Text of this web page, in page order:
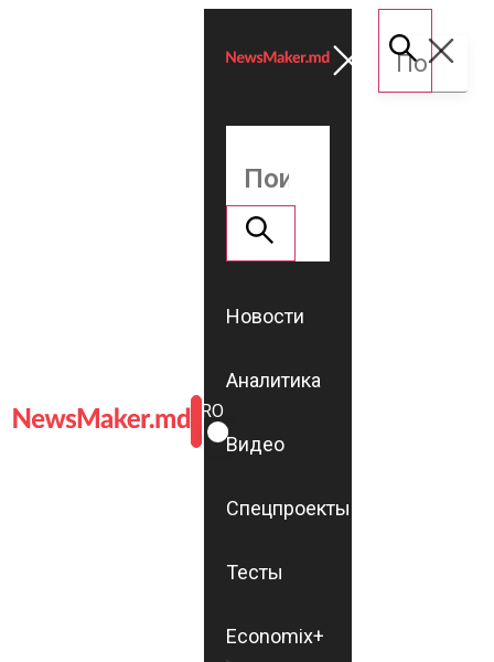
ROMÂNĂ
RU
Новости
Аналитика
Видео
Спецпроекты
Тесты
Economix+